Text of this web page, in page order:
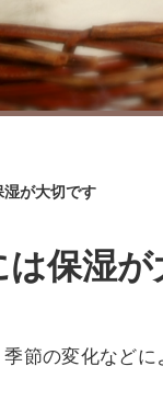
が大切です
は保湿
節の変化などに